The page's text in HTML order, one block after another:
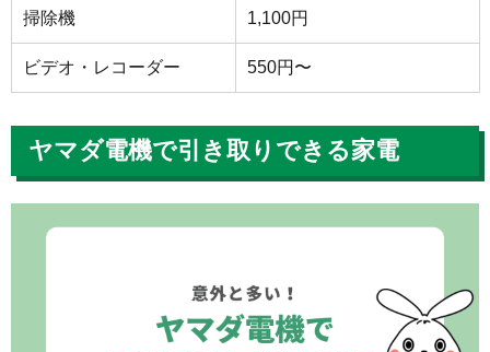
掃除機 1,100円
ビデオ・レコーダー 550円〜
ヤマダ電機で引き取りできる家電